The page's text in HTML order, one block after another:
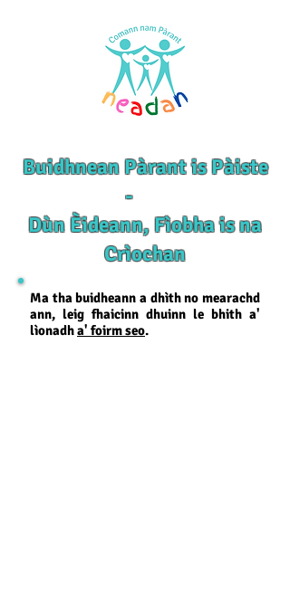
Buidhnean Pàrant is Pàiste
-
Dùn Èideann, Fìobha is na
Crìochan
Ma tha buidheann a dhìth no mearachd
ann, leig fhaicinn dhuinn le bhith a'
lìonadha' foirm seo.